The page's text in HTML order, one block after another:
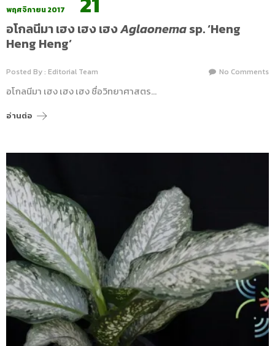
พฤศจิกายน 2017
อโกลนีมา เฮง เฮง เฮงAglaonemasp. ‘Heng
Heng Heng’
Posted By : Editorial Team No Comments
อโกลนีมา เฮง เฮง เฮง ชื่อวิทยาศาสตร…
อ่านต่อ